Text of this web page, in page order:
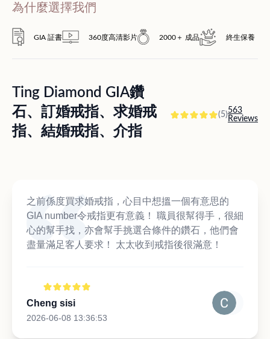
為什麼選擇我們
GIA 証書 360度高清影片 2000＋ 成品 終生保養
Ting Diamond GIA鑽
石、訂婚戒指、求婚戒
指、結婚戒指、介指
(5)563
Reviews
之前係度買求婚戒指，心目中想搵一個有意思的
GIA number令戒指更有意義！ 職員很幫得手，很細
心的幫手找，亦會幫手挑選合條件的鑽石，他們會
盡量滿足客人要求！ 太太收到戒指後很滿意！
Cheng sisi
2026-06-08 13:36:53